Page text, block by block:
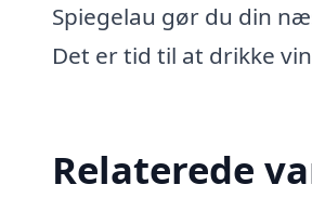
Spiegelau gør du din
Det er tid til at drikke
Relaterede